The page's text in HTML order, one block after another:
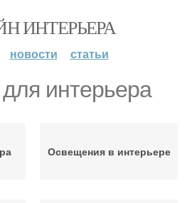
ИНТЕРЬЕРА
новости статьи
интерьера
Освещения в интерьере